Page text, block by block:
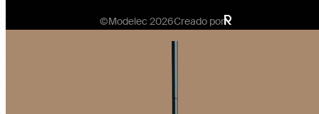
©Modelec 2026Creado por